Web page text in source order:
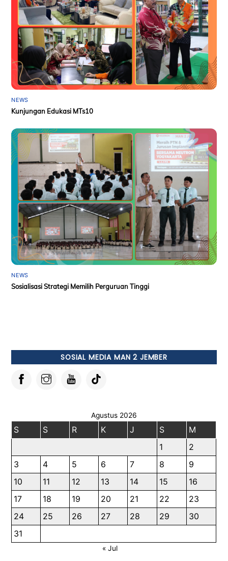
NEWS
Kunjungan Edukasi MTs10
NEWS
Sosialisasi Strategi Memilih Perguruan Tinggi
SOSIAL MEDIA MAN 2 JEMBER
Agustus 2026
S S R K J S
M
1
2
3
4 5 6 7 8
9
10
11 12 13 14 15
16
17
18 19 20 21 22
23
24
25 26 27 28 29
30
31
« Jul